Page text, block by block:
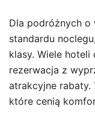
Dla podróżnych o
standardu
klasy. Wiele
rezerwacja z
atrakcyjne rabaty.
które cenią